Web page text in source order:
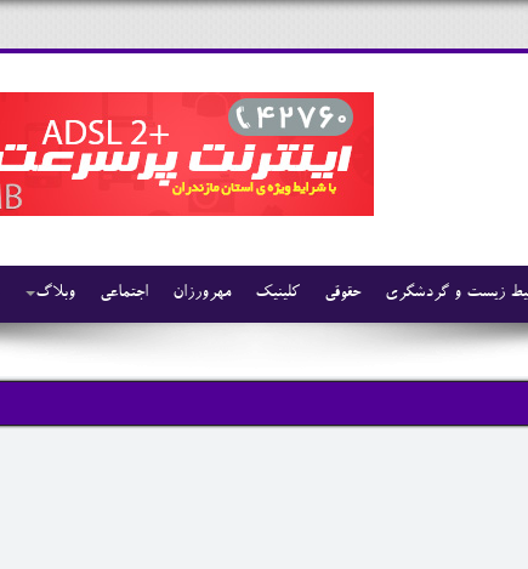
وبلاگ اجتماعی مهرورزان کلینیک حقوقی زیست و گردشگری